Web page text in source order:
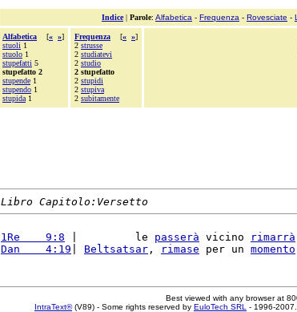
Indice| Parole: Alfabetica - Frequenza - Rovesciate -
Alfabetica [« »]
stuoli 1
stuolo 1
stupefatti 5
stupefatto 2
stupende 1
stupendo 1
stupida 1
Frequenza [« »]
2 strusse
2 studiatevi
2 studio
2 stupefatto
2 stupidi
2 stupiva
2 subitamente
Libro Capitolo:Versetto
1Re    9:8 |         le passerà vicino rimarrà
Dan    4:19 Beltsatsar , rimase per un momento
Best viewed with any browser at
IntraText®(V89) - Some rights reserved by EuloTech SRL - 1996-